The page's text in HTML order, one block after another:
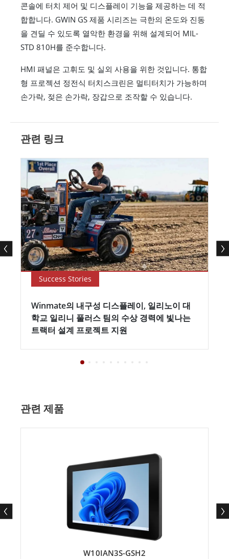
콘솔에 터치 제어 및 디스플레이 기능을 제공하는 데 적
합합니다. GWIN GS 제품 시리즈는 극한의 온도와 진동
을 견딜 수 있도록 열악한 환경을 위해 설계되어 MIL-
STD 810H를 준수합니다.
HMI 패널은 고휘도 및 실외 사용을 위한 것입니다. 통합
형 프로젝션 정전식 터치스크린은 멀티터치가 가능하며
손가락, 젖은 손가락, 장갑으로 조작할 수 있습니다.
관련 링크
Success Stories
Winmate의 내구성 디스플레이, 일리노이 대
학교 일리니 풀러스 팀의 수상 경력에 빛나는
트랙터 설계 프로젝트 지원
관련 제품
W10IAN3S-GSH2